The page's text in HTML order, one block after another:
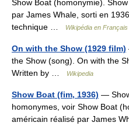
Show Boat (homonymie).
par James Whale, sorti en
technique …
Wikipédia en Français
On with the Show (1929 film)
the Show (song). On with the
Written by …
Wikipedia
Show Boat (fim, 1936) —
homonymes, voir Show Boat
américain réalisé par James